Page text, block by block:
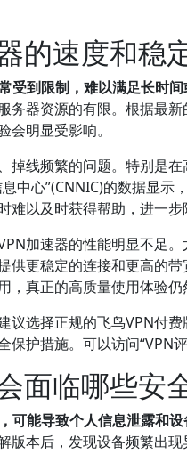
的速度和稳
到限制，难以满足长时间
务器资源的有限。根据最
明显受影响。
掉线频繁的问题。特别是
中心”(CNNIC)的数据显
以及时获得帮助，进一步
加速器的性能明显不足
供更稳定的连接和更高的
真正的高质量使用体验仍
议选择正规的飞鸟VPN付
护措施。可以访问“VPN
面临哪些安
能导致个人信息泄露和设
版本后，发现设备频繁出